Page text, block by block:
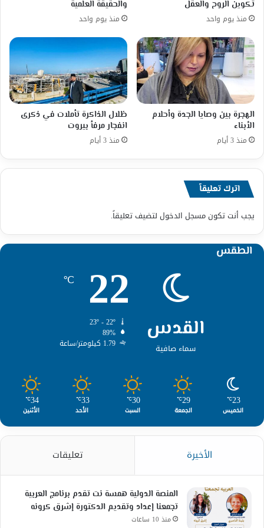
تكوين الروح والعقل
منذ يوم واحد
والحقيقة العلمية
منذ يوم واحد
الهجرة بين وصايا الجدة وأحلام
الأبناء
منذ 3 أيام
ظلال الذاكرة تأملات في ذكرى
انفجار مرفأ بيروت
منذ 3 أيام
اترك تعليقاً
يجب أنت تكونمسجل الدخول لتضيف تعليقاً.
الطقس
القدس
سماء صافية
22
℃
89%
1.79 كيلومتر/ساعة
23
℃
الخميس
29
℃
الجمعة
30
℃
السبت
33
℃
الأحد
34
℃
الأثنين
الأخيرة تعليقات
المنصة الدولية همسة نت تقدم برنامج العربية
تجمعنا إعداد وتقديم الدكتورة إشرق كرونه
منذ 10 ساعات